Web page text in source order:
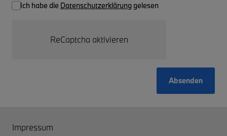
Ich habe die Datenschutzerklärung gelesen
ReCaptcha aktivieren
Absenden
Impressum